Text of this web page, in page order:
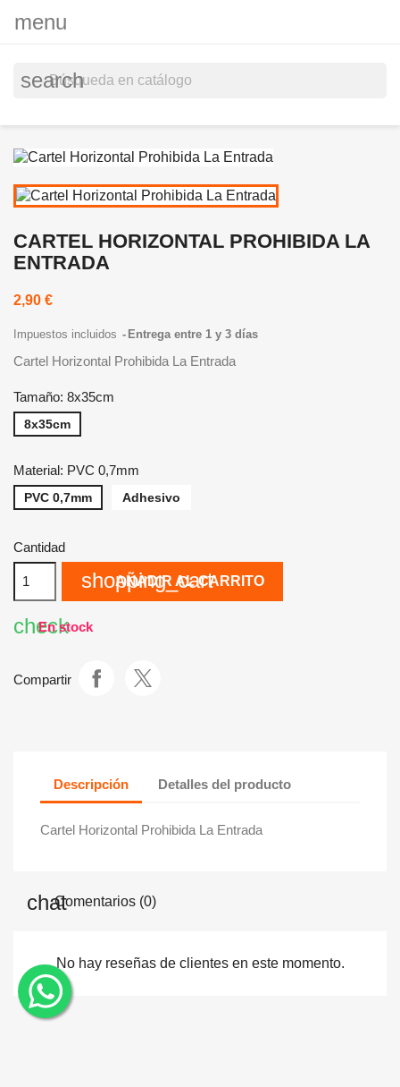
menu
search
CARTEL HORIZONTAL PROHIBIDA LA
ENTRADA
2,90 €
Impuestos incluidos Entrega entre 1 y 3 días
Cartel Horizontal Prohibida La Entrada
Tamaño: 8x35cm
8x35cm
Material: PVC 0,7mm
PVC 0,7mm Adhesivo
Cantidad
shopping_cart
AÑADIR AL CARRITO
check
En stock
Compartir
Descripción Detalles del producto
Cartel Horizontal Prohibida La Entrada
Comentarios (0)
No hay reseñas de clientes en este momento.
¨